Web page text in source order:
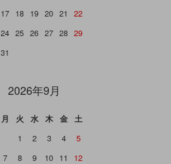
17 18 19 20 21
22
24 25 26 27 28 29
31
2026年9月
月 火 水 木 金
土
1
2 3 4
5
7 8 9 10 11
12